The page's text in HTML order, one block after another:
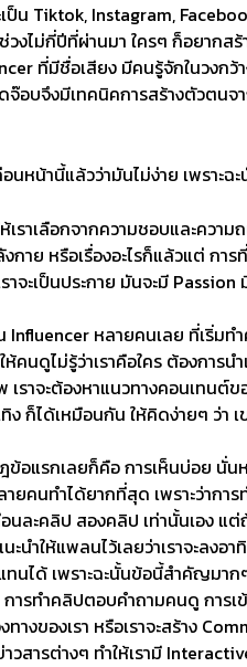
ป็น Tiktok, Instagram,
งไม่กี่ปีที่ผ่านมา ใครๆ ก็อยากส
ที่มีชื่อเสียง มีคนรู้จักในว
จ๊อบจึงมีเทคนิคการสร้างตัว
น้านี้แล้วว่ามันไม่ง่าย เพราะฉะ
ราเลือกจากความชอบและความ
าย หรือเรื่องอะไรก็แล้วแต่ กา
จะเป็นประกาย มันจะมี
Influencer หลายคนเลย ที่เริ่ม
คนดูไม่รู้ว่าเราคือใคร ต้องการ
ราจะต้องหาแนวทางคอนเทนต์
ก็ได้เหมือนกัน ให้คิดง่ายๆ ว่า
ข้อแรกเลยก็คือ การเห็นบ่อย นั่
ยคนทำได้ยากที่สุด เพราะว่า
อนละคลิป สองคลิป เท่านั้นเอ
ให้แพลนไว้เลยว่าเราจะลงอา
ทนได้ เพราะฉะนั้นข้อนี้สำคัญมาก
รทำคลิปตอบคำถามคนดู การ
งของเรา หรือเราจะสร้าง
วสารต่างๆ ทำให้เรามี